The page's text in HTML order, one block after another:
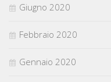
Giugno 2020
Febbraio 2020
Gennaio 2020